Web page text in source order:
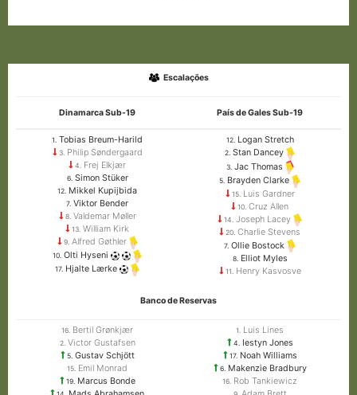
Escalações
Dinamarca Sub-19 País de Gales Sub-19
1. Tobias Breum-Harild
3.Philip Søndergaard
4. Frej Elkjær
6.Simon Stüker
12. Mikkel Kupijbida
7. Viktor Bender
8.Valdemar Møller
13. William Kirk
9.Alfred Gøthler
10. Olti Hyseni
17. Hjalte Lærke
12.Logan Stretch
2. Stan Dancey
3.Jac Thomas
5. Brayden Clarke
15. Luis Gardner
10. Cruz Allen
14. Joseph Lacey
20. Charlie Stevens
7. Ollie Bostock
8.Elliot Myles
11.Henry Kasvosve
Banco de Reservas
16. Bertil Grønkjær
2.Victor Gustafsen
5.Gustav Schjött
15. Emil Monrad
19.Marcus Bonde
1. Luis Lines
4. Iestyn Jones
17.Noah Williams
6.Makenzie Bradbury
16. Rob Tankiewicz